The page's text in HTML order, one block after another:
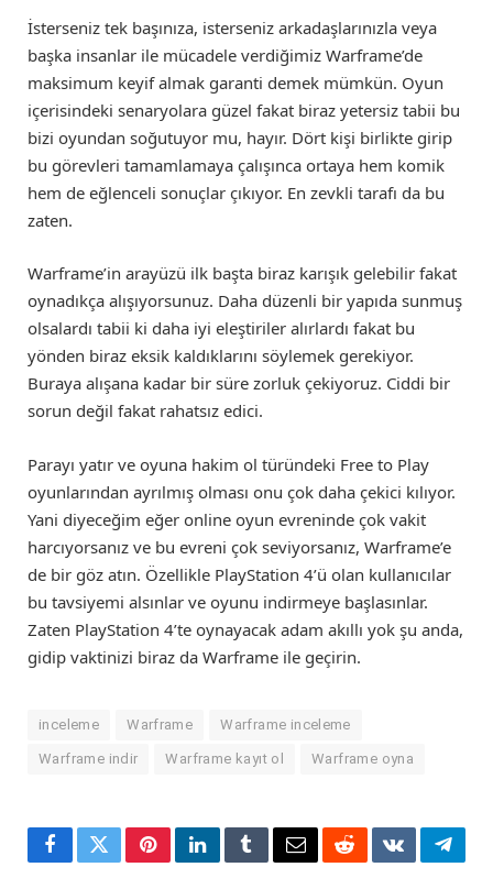
İsterseniz tek başınıza, isterseniz arkadaşlarınızla veya
başka insanlar ile mücadele verdiğimiz Warframe’de
maksimum keyif almak garanti demek mümkün. Oyun
içerisindeki senaryolara güzel fakat biraz yetersiz tabii bu
bizi oyundan soğutuyor mu, hayır. Dört kişi birlikte girip
bu görevleri tamamlamaya çalışınca ortaya hem komik
hem de eğlenceli sonuçlar çıkıyor. En zevkli tarafı da bu
zaten.
Warframe’in arayüzü ilk başta biraz karışık gelebilir fakat
oynadıkça alışıyorsunuz. Daha düzenli bir yapıda sunmuş
olsalardı tabii ki daha iyi eleştiriler alırlardı fakat bu
yönden biraz eksik kaldıklarını söylemek gerekiyor.
Buraya alışana kadar bir süre zorluk çekiyoruz. Ciddi bir
sorun değil fakat rahatsız edici.
Parayı yatır ve oyuna hakim ol türündeki Free to Play
oyunlarından ayrılmış olması onu çok daha çekici kılıyor.
Yani diyeceğim eğer online oyun evreninde çok vakit
harcıyorsanız ve bu evreni çok seviyorsanız, Warframe’e
de bir göz atın. Özellikle PlayStation 4’ü olan kullanıcılar
bu tavsiyemi alsınlar ve oyunu indirmeye başlasınlar.
Zaten PlayStation 4’te oynayacak adam akıllı yok şu anda,
gidip vaktinizi biraz da Warframe ile geçirin.
inceleme Warframe Warframe inceleme
Warframe indir Warframe kayıt ol Warframe oyna
FacebookTwitterPinterestLinkedInTumblrEmailRedditVKontakte